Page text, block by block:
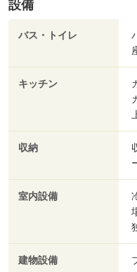
設備
バス・トイレ
キッチン
収納
室内設備
建物設備